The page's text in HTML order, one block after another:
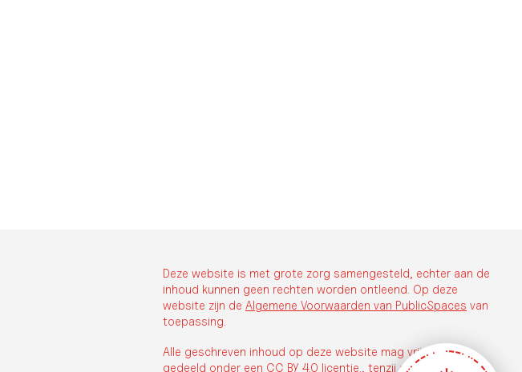
Deze website is met grote zorg samengesteld, echter aan de
inhoud kunnen geen rechten worden ontleend. Op deze
website zijn de Algemene Voorwaarden van PublicSpaces van
toepassing.
Alle geschreven inhoud op deze website mag vrij worden
gedeeld onder een CC BY 4.0 licentie. , tenzij anders vermeld.